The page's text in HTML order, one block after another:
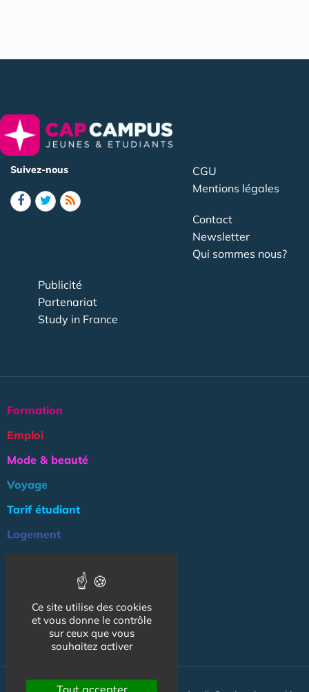
Suivez-nous
CGU
Mentions légales
Contact
Newsletter
Qui sommes nous?
Publicité
Partenariat
Study in France
Formation
Emploi
Mode & beauté
Voyage
Tarif étudiant
Logement
Association
NOS AUTRES SITES :
Ce site utilise des cookies
et vous donne le contrôle
sur ceux que vous
souhaitez activer
Tout accepter